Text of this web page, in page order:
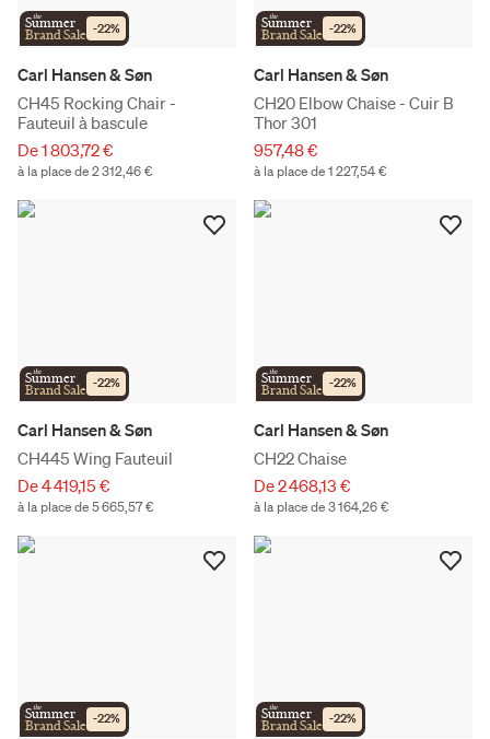
the
Summer
Brand Sale -22%
Carl Hansen & Søn
CH45 Rocking Chair -
Fauteuil à bascule
De 1 803,72 €
à la place de 2 312,46 €
the
Summer
Brand Sale -22%
Carl Hansen & Søn
CH20 Elbow Chaise - Cuir B
Thor 301
957,48 €
à la place de 1 227,54 €
the
Summer
Brand Sale -22%
Carl Hansen & Søn
CH445 Wing Fauteuil
De 4 419,15 €
à la place de 5 665,57 €
the
Summer
Brand Sale -22%
Carl Hansen & Søn
CH22 Chaise
De 2 468,13 €
à la place de 3 164,26 €
the
Summer
Brand Sale -22%
the
Summer
Brand Sale -22%